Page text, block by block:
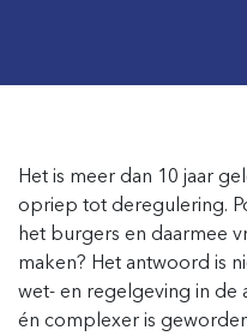
Het is meer dan 10 jaar
opriep tot deregulering.
het burgers en daarmee
maken? Het antwoord is
wet- en regelgeving in de
én complexer is